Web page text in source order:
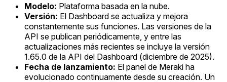
Modelo: Plataforma basada en la nube.
Versión: El Dashboard se actualiza y mejora
constantemente sus funciones. Las versiones de la
API se publican periódicamente, y entre las
actualizaciones más recientes se incluye la versión
1.65.0 de la API del Dashboard (diciembre de 2025).
Fecha de lanzamiento: El panel de Meraki ha
evolucionado continuamente desde su creación. Un